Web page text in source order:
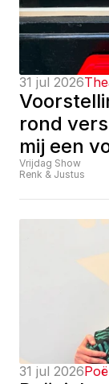
31 jul 2026
rond
mij een
Vrijdag Show
Renk & Justus
31 jul 2026